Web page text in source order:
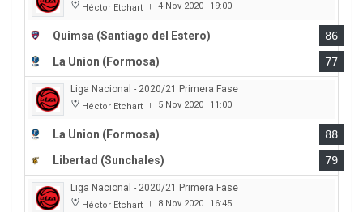
Héctor Etchart | 4 Nov 2020 19:00
Quimsa (Santiago del Estero)
86
La Union (Formosa)
77
Liga Nacional - 2020/21 Primera Fase
Héctor Etchart | 5 Nov 2020 11:00
La Union (Formosa)
88
Libertad (Sunchales)
79
Liga Nacional - 2020/21 Primera Fase
Héctor Etchart | 8 Nov 2020 16:45